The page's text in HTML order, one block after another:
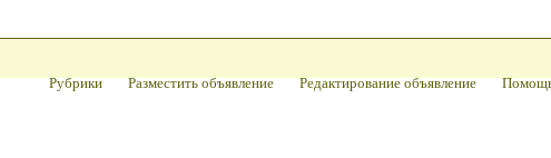
Рубрики Разместить объявление Редактирование объявление